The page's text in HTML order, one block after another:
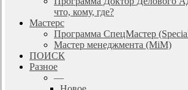
что, кому, где?
Мастерс
Программа СпецМастер
Мастер менеджмента (MiM)
ПОИСК
Разное
—